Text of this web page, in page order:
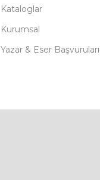
Kataloglar
Kurumsal
Yazar & Eser Başvuruları